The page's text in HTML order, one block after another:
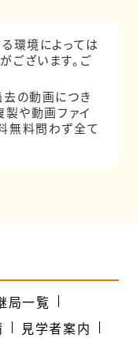
環境によっては
ございます。ご
の動画につき
や動画ファイ
無料問わず全て
局一覧
見学者案内